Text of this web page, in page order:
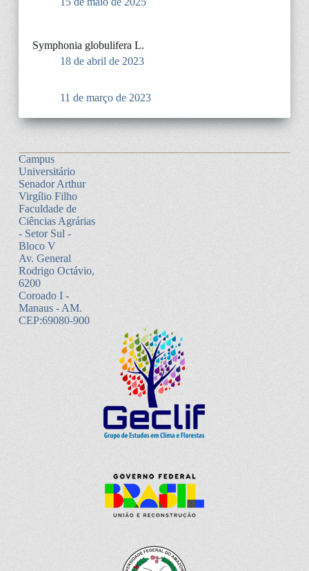
Symphonia globulifera L.
18 de abril de 2023
11 de março de 2023
Campus
Universitário
Senador Arthur
Virgílio Filho
Faculdade de
Ciências Agrárias
- Setor Sul -
Bloco V
Av. General
Rodrigo Octávio,
6200
Coroado I -
Manaus - AM.
CEP:69080-900